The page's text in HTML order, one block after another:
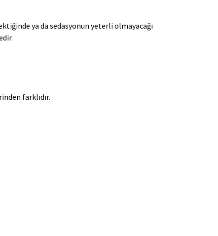
ya da sedasyonun yeterli olmayacağı
farklıdır.